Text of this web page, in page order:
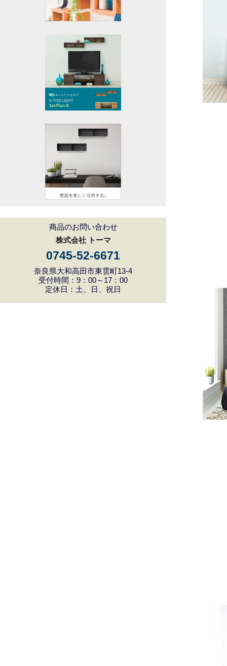
商品のお問い合わせ
株式会社 トーマ
0745-52-6671
奈良県大和高田市東雲町13-4
受付時間：9：00～17：00
定休日：土、日、祝日